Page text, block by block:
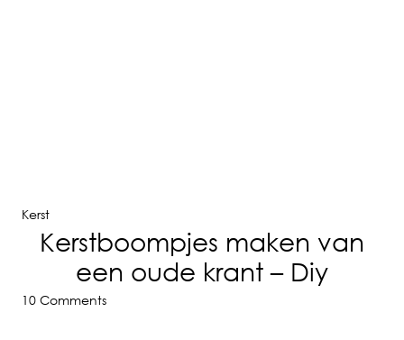
Kerst
Kerstboompjes maken van
een oude krant – Diy
10 Comments